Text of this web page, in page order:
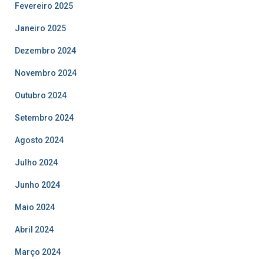
Fevereiro 2025
Janeiro 2025
Dezembro 2024
Novembro 2024
Outubro 2024
Setembro 2024
Agosto 2024
Julho 2024
Junho 2024
Maio 2024
Abril 2024
Março 2024